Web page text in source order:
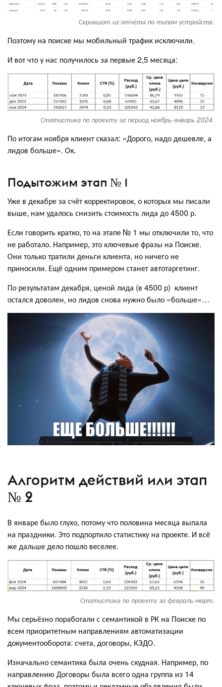
Скриншот из отчёта по типам устройств.
Поэтому на поиске мы мобильный трафик исключили.
И вот что у нас получилось за первые 2,5 месяца:
Статистика по проекту за период ноябрь-январь 2024.
По итогам ноября клиент сказал: «Дорого, надо дешевле, а
лидов больше». Ок.
Подытожим этап № 1
Уже в декабре за счёт корректировок, о которых мы писали
выше, нам удалось снизить стоимость лида до 4500 р.
Если говорить кратко, то на этапе № 1 мы отключили то, что
не работало. Например, это ключевые фразы на Поиске.
Они только тратили деньги клиента, но ничего не
приносили. Ещё одним примером станет автотаргетинг.
По результатам декабря, ценой лида (в 4500 р) клиент
остался доволен, но лидов снова нужно было «больше»…
Алгоритм действий или этап
№ 2
В январе было глухо, потому что половина месяца выпала
на праздники. Это подпортило статистику на проекте. И всё
же дальше дело пошло веселее.
Статистика по проекту за февраль-март.
Мы серьёзно поработали с семантикой в РК на Поиске по
всем приоритетным направлениям автоматизации
документооборота: счета, договоры, КЭДО.
Изначально семантика была очень скудная. Например, по
направлению Договоры была всего одна группа из 14